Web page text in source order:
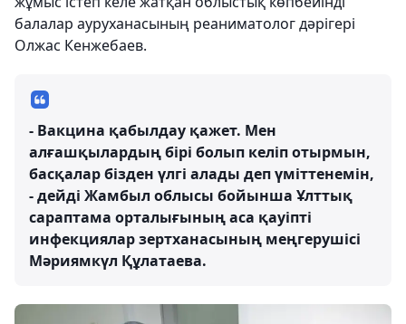
балалар ауруханасының реаниматолог дәрігері
Олжас Кенжебаев.
- Вакцина қабылдау қажет. Мен
алғашқылардың бірі болып келіп отырмын,
басқалар бізден үлгі алады деп үміттенемін,
- дейді Жамбыл облысы бойынша Ұлттық
сараптама орталығының аса қауіпті
инфекциялар зертханасының меңгерушісі
Мәриямкүл Құлатаева.